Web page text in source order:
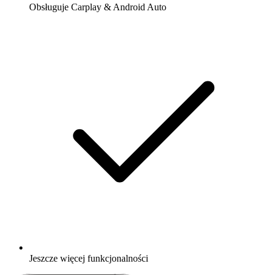
Obsługuje Carplay & Android Auto
Jeszcze więcej funkcjonalności